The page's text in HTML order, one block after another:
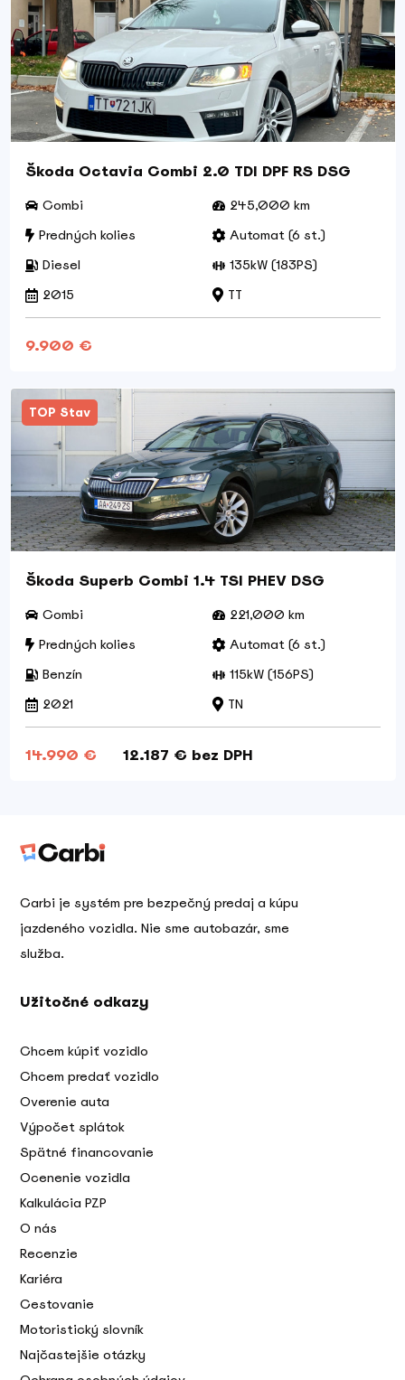
Škoda Octavia Combi 2.0 TDI DPF RS DSG
Combi
245,000 km
Predných kolies
Automat (6 st.)
Diesel
135kW (183PS)
2015
TT
9.900 €
TOP Stav
Škoda Superb Combi 1.4 TSI PHEV DSG
Combi
221,000 km
Predných kolies
Automat (6 st.)
Benzín
115kW (156PS)
2021
TN
14.990 € 12.187 € bez DPH
Carbi je systém pre bezpečný predaj a kúpu
jazdeného vozidla. Nie sme autobazár, sme
služba.
Užitočné odkazy
Chcem kúpiť vozidlo
Chcem predať vozidlo
Overenie auta
Výpočet splátok
Spätné financovanie
Ocenenie vozidla
Kalkulácia PZP
O nás
Recenzie
Kariéra
Cestovanie
Motoristický slovník
Najčastejšie otázky